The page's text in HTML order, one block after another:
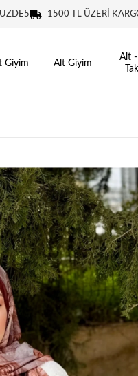
1500 TL ÜZERİ
Giyim Alt Giyim
Alt